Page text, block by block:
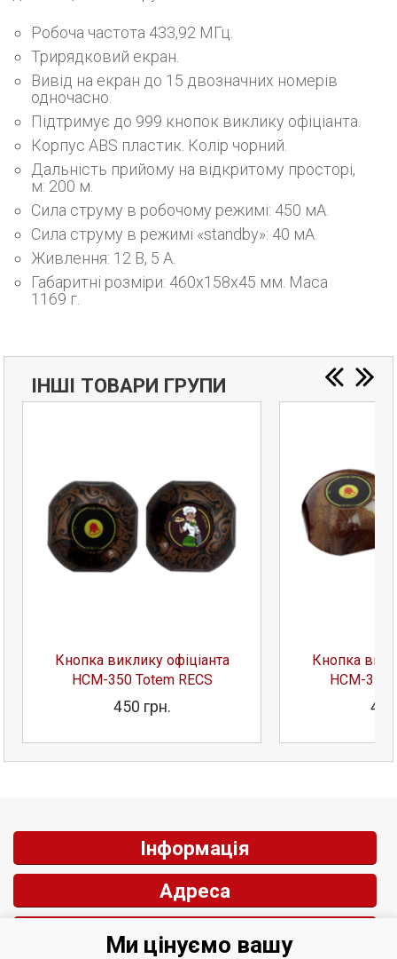
Робоча частота 433,92 МГц.
Трирядковий екран.
Вивід на екран до 15 двозначних номерів
одночасно.
Підтримує до 999 кнопок виклику офіціанта.
Корпус ABS пластик. Колір чорний.
Дальність прийому на відкритому просторі,
м: 200 м.
Сила струму в робочому режимі: 450 мА.
Сила струму в режимі «standby»: 40 мА.
Живлення: 12 В, 5 А.
Габаритні розміри: 460х158х45 мм. Маса
1169 г.
ІНШІ ТОВАРИ ГРУПИ
Кнопка виклику офіціанта
HCM-350 Totem RECS
450 грн.
Кнопка
HCM-350
Інформація
Адреса
Контакти
Ми цінуємо вашу